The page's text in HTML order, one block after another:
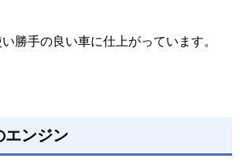
勝手の良い車に仕上がっています。
エンジン